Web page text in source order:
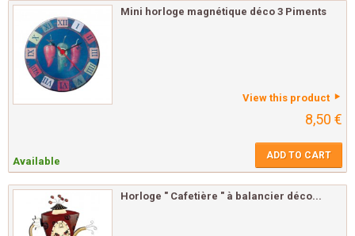
Mini horloge magnétique déco 3 Piments
View this product
8,50 €
Available ADD TO CART
Horloge " Cafetière " à balancier déco...